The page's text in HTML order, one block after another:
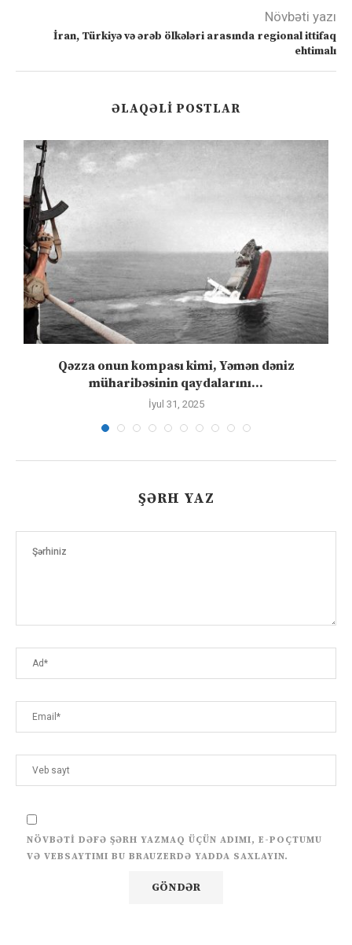
Növbəti yazı
İran, Türkiyə və ərəb ölkələri arasında regional ittifaq
ehtimalı
ƏLAQƏLI POSTLAR
Qəzza onun kompası kimi, Yəmən dəniz
müharibəsinin qaydalarını...
İyul 31, 2025
ŞƏRH YAZ
NÖVBƏTI DƏFƏ ŞƏRH YAZMAQ ÜÇÜN ADIMI, E-POÇTUMU
VƏ VEBSAYTIMI BU BRAUZERDƏ YADDA SAXLAYIN.